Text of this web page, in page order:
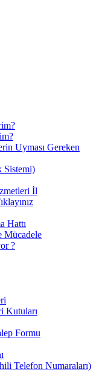
Uyması Gereken
Sistemi)
İl
Hattı
Mücadele
?
Kutuları
Formu
Telefon Numaraları)